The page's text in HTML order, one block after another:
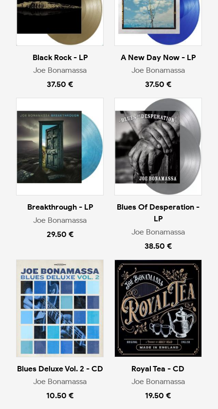
Black Rock - LP
Joe Bonamassa
37.50 €
A New Day Now - LP
Joe Bonamassa
37.50 €
Breakthrough - LP
Joe Bonamassa
29.50 €
Blues Of Desperation -
LP
Joe Bonamassa
38.50 €
Blues Deluxe Vol. 2 - CD
Joe Bonamassa
10.50 €
Royal Tea - CD
Joe Bonamassa
19.50 €